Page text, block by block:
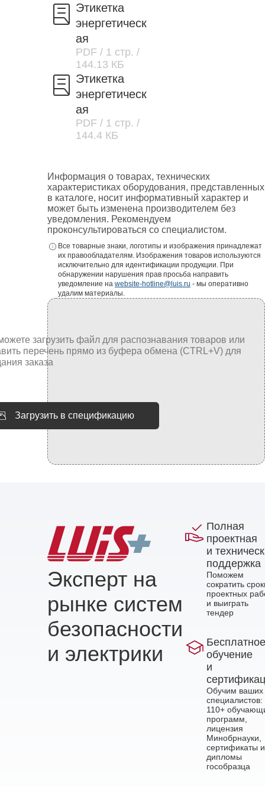
Этикетка
энергетическ
ая
PDF / 1 стр. /
144.13 КБ
Этикетка
энергетическ
ая
PDF / 1 стр. /
144.4 КБ
Информация о товарах, технических
характеристиках оборудования, представленных
в каталоге, носит информативный характер и
может быть изменена производителем без
уведомления. Рекомендуем
проконсультироваться со специалистом.
Все товарные знаки, логотипы и изображения принадлежат
их правообладателям. Изображения товаров используются
исключительно для идентификации продукции. При
обнаружении нарушения прав просьба направить
уведомление на website-hotline@luis.ru - мы оперативно
удалим материалы.
Загрузить в спецификацию
Эксперт на
рынке систем
безопасности
и электрики
Полная
проектная
и
поддержка
Поможем
сократить
проектных
и выиграть
тендер
Бесплатное
обучение
и
Обучим ваших
специалистов:
110+
программ,
лицензия
Минобрнауки,
сертификаты и
дипломы
гособразца